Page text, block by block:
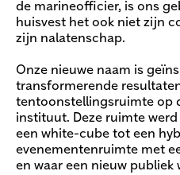
de marineofficier, is ons
huisvest het ook niet zijn
zijn nalatenschap.
Onze nieuwe naam is
transformerende
tentoonstellingsruimte op
instituut. Deze ruimte
een white-cube tot een
evenementenruimte met
en waar een nieuw publiek